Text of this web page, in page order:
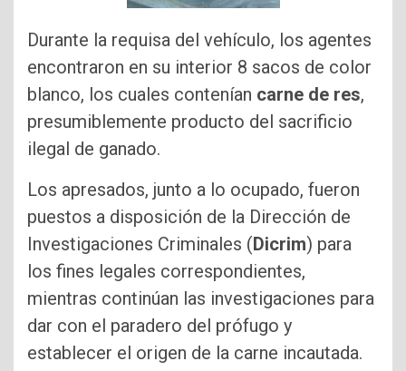
Durante la requisa del vehículo, los agentes
encontraron en su interior 8 sacos de color
blanco, los cuales contenían carne de res,
presumiblemente producto del sacrificio
ilegal de ganado.
Los apresados, junto a lo ocupado, fueron
puestos a disposición de la Dirección de
Investigaciones Criminales (Dicrim) para
los fines legales correspondientes,
mientras continúan las investigaciones para
dar con el paradero del prófugo y
establecer el origen de la carne incautada.